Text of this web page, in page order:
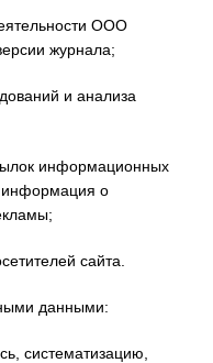
ООО
журнала;
и анализа
информационных
информация о
сайта.
данными:
систематизацию,